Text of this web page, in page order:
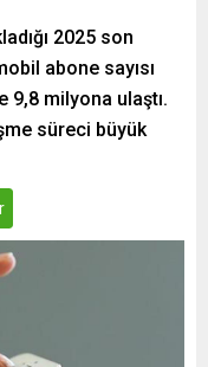
2025 son
abone sayısı
9,8 milyona ulaştı.
süreci büyük